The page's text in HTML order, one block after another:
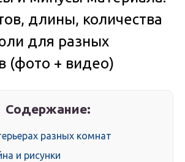
длины, количества
для разных
(фото + видео)
Содержание:
разных комнат
и рисунки